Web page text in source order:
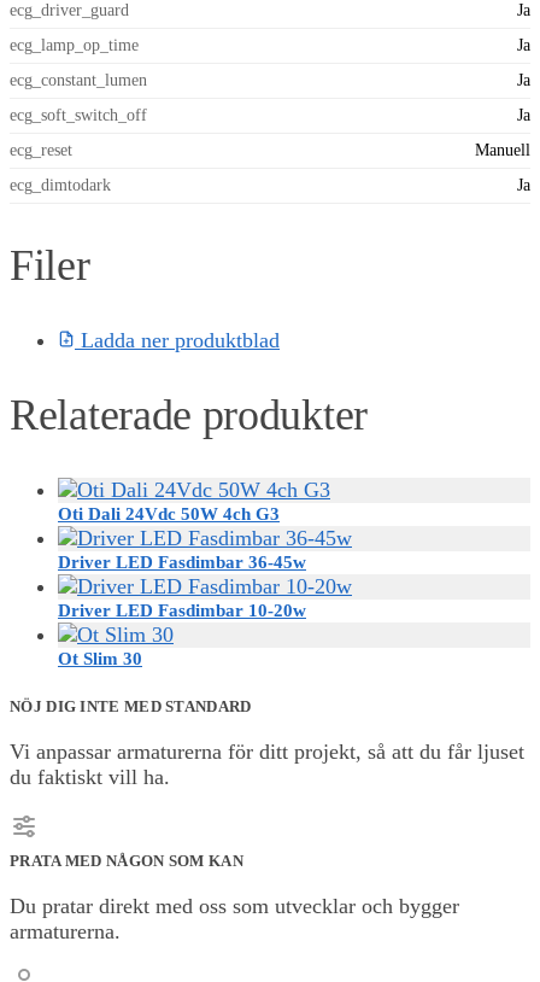
ecg_driver_guard
Ja
ecg_lamp_op_time
Ja
ecg_constant_lumen
Ja
ecg_soft_switch_off
Ja
ecg_reset
Manuell
ecg_dimtodark
Ja
Filer
Ladda ner produktblad
Relaterade produkter
Oti Dali 24Vdc 50W 4ch G3
Driver LED Fasdimbar 36-45w
Driver LED Fasdimbar 10-20w
Ot Slim 30
NÖJ DIG INTE MED STANDARD
Vi anpassar armaturerna för ditt projekt, så att du får ljuset
du faktiskt vill ha.
PRATA MED NÅGON SOM KAN
Du pratar direkt med oss som utvecklar och bygger
armaturerna.